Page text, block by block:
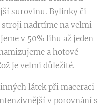
surovinu. Bylinky či
stroji nadrtíme na velmi
v 50% lihu až jeden
a hotové
je velmi důležité.
látek při maceraci
v porovnání s